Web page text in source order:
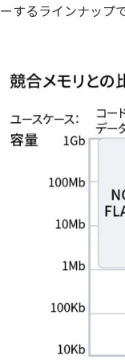
ーするラインナップ